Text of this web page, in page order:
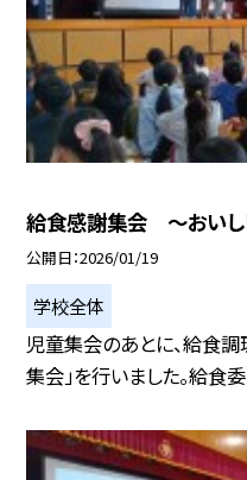
給食感謝集会 ～おい
公開日 2026/01/19
学校全体
児童集会のあとに、給食
集会」を行いました。給食